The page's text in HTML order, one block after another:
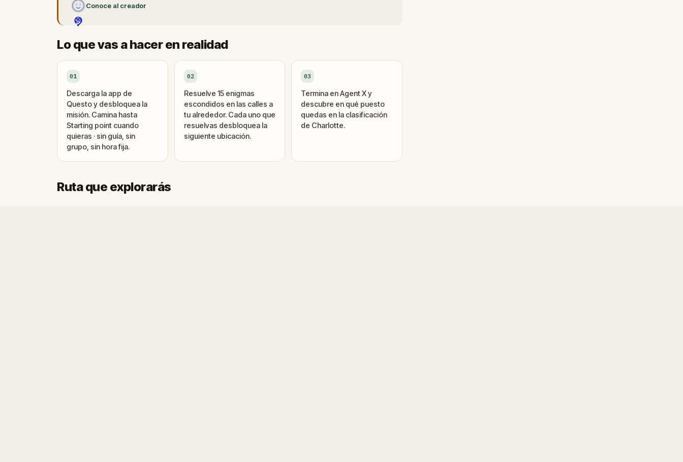
Conoce al creador
Lo que vas a hacer en realidad
01
Descarga la app de
Questo y desbloquea la
misión. Camina hasta
Starting point cuando
quieras · sin guía, sin
grupo, sin hora fija.
02
Resuelve 15 enigmas
escondidos en las calles a
tu alrededor. Cada uno que
resuelvas desbloquea la
siguiente ubicación.
03
Termina en Agent X y
descubre en qué puesto
quedas en la clasificación
de Charlotte.
Ruta que explorarás